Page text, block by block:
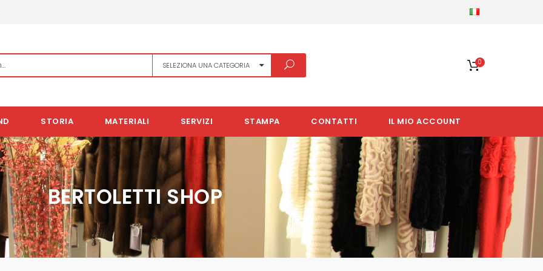
0
STORIA MATERIALI SERVIZI STAMPA CONTATTI IL MIO ACCOUNT
BERTOLETTI SHOP